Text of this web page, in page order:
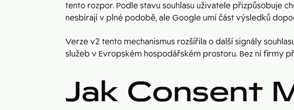
tento rozpor. Podle stavu souhlasu uživatele přizpůsobuje
nesbírají v plné podobě, ale Google umí část výsledků
Verze v2 tento mechanismus rozšířila o další signály
služeb v Evropském hospodářském prostoru. Bez ní firmy
Jak Consent